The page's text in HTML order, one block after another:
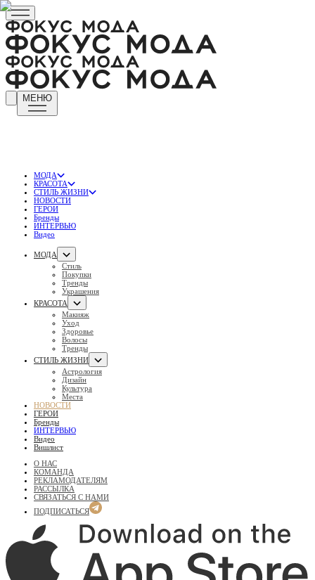
МЕНЮ
МОДА
КРАСОТА
СТИЛЬ ЖИЗНИ
НОВОСТИ
ГЕРОИ
Бренды
ИНТЕРВЬЮ
Видео
МОДА
Стиль
Покупки
Тренды
Украшения
КРАСОТА
Макияж
Уход
Здоровье
Волосы
Тренды
СТИЛЬ ЖИЗНИ
Астрология
Дизайн
Культура
Места
НОВОСТИ
ГЕРОИ
Бренды
ИНТЕРВЬЮ
Видео
Вишлист
О НАС
КОМАНДА
РЕКЛАМОДАТЕЛЯМ
РАССЫЛКА
СВЯЗАТЬСЯ С НАМИ
ПОДПИСАТЬСЯ